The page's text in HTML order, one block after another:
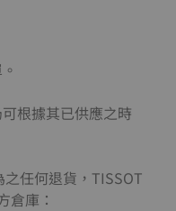
根據其已供應之時
任何退貨，TISSOT
倉庫：